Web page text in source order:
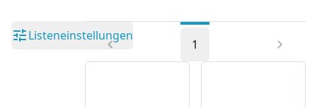
Listeneinstellungen
1